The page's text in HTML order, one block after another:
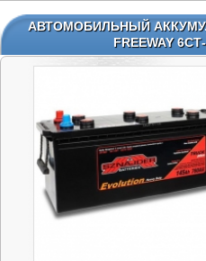
АВТОМОБИЛЬНЫЙ
FREEWAY